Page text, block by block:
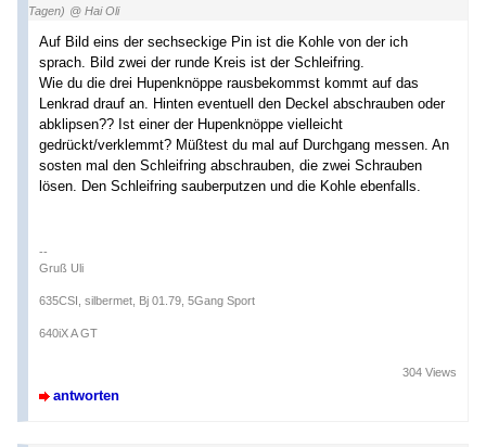
Tagen) @ Hai Oli
Auf Bild eins der sechseckige Pin ist die Kohle von der ich
sprach. Bild zwei der runde Kreis ist der Schleifring.
Wie du die drei Hupenknöppe rausbekommst kommt auf das
Lenkrad drauf an. Hinten eventuell den Deckel abschrauben oder
abklipsen?? Ist einer der Hupenknöppe vielleicht
gedrückt/verklemmt? Müßtest du mal auf Durchgang messen. An
sosten mal den Schleifring abschrauben, die zwei Schrauben
lösen. Den Schleifring sauberputzen und die Kohle ebenfalls.
--
Gruß Uli
635CSI, silbermet, Bj 01.79, 5Gang Sport
640iX A GT
antworten
304 Views